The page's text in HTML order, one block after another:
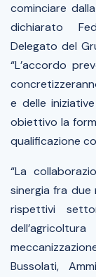
cominciare
dichiarato
Delegato del
“L’accordo
e delle
obiettivo la
qualificazione
“La
sinergia fra due
rispettivi
Bussolati,